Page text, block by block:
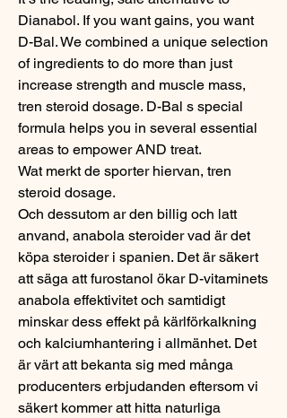
Dianabol. If you want gains, you want
D-Bal. We combined a unique selection
of ingredients to do more than just
increase strength and muscle mass,
tren steroid dosage. D-Bal s special
formula helps you in several essential
areas to empower AND treat.
Wat merkt de sporter hiervan, tren
steroid dosage.
Och dessutom ar den billig och latt
anvand, anabola steroider vad är det
köpa steroider i spanien. Det är säkert
att säga att furostanol ökar D-vitaminets
anabola effektivitet och samtidigt
minskar dess effekt på kärlförkalkning
och kalciumhantering i allmänhet. Det
är värt att bekanta sig med många
producenters erbjudanden eftersom vi
säkert kommer att hitta naturliga